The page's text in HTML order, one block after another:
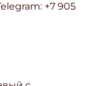
+7 905